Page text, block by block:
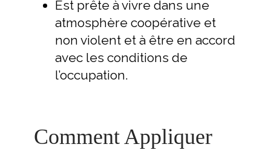
Est prête à vivre dans une
atmosphère coopérative et
non violent et à être en accord
avec les conditions de
l’occupation.
Comment Appliquer